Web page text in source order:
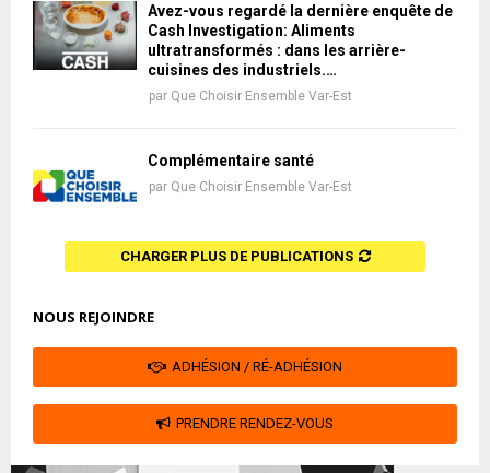
Avez-vous regardé la dernière enquête de
Cash Investigation: Aliments
ultratransformés : dans les arrière-
cuisines des industriels.…
par Que Choisir Ensemble Var-Est
Complémentaire santé
par Que Choisir Ensemble Var-Est
CHARGER PLUS DE PUBLICATIONS
NOUS REJOINDRE
ADHÉSION / RÉ-ADHÉSION
PRENDRE RENDEZ-VOUS